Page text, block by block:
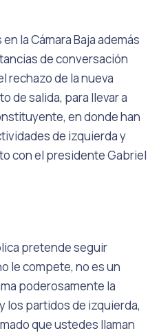
la Cámara Baja además
de conversación
rechazo de la nueva
de salida, para llevar a
en donde han
de izquierda y
con el presidente Gabriel
pretende seguir
le compete, no es un
poderosamente la
los partidos de izquierda,
que ustedes llaman